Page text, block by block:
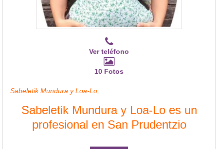
Ver teléfono
10 Fotos
Sabeletik Mundura y Loa-Lo,
Sabeletik Mundura y Loa-Lo es un
profesional en San Prudentzio